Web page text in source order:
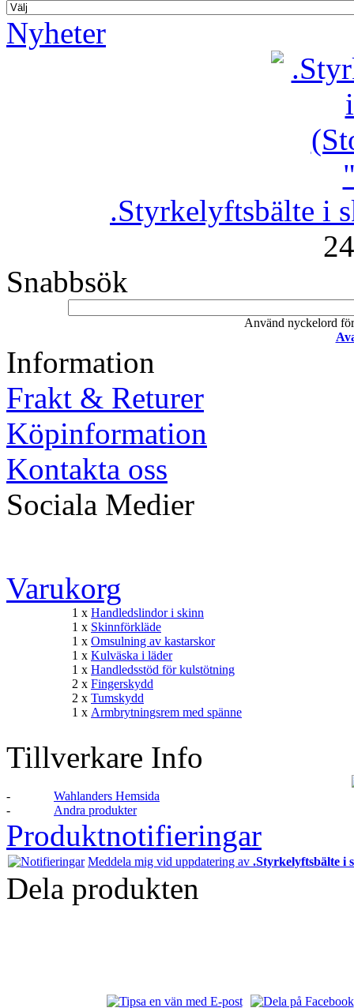
Nyheter
.Styrkelyftsbälte i
Snabbsök
Använd nyckelord
Information
Frakt & Returer
Köpinformation
Kontakta oss
Sociala Medier
Varukorg
1 x Handledslindor i skinn
1 x Skinnförkläde
1 x Omsulning av kastarskor
1 x Kulväska i läder
1 x Handledsstöd för kulstötning
2 x Fingerskydd
2 x Tumskydd
1 x Armbrytningsrem med spänne
Tillverkare Info
-
Wahlanders Hemsida
-
Andra produkter
Produktnotifieringar
Meddela mig vid uppdatering av .Styrkelyftsbälte i
Dela produkten